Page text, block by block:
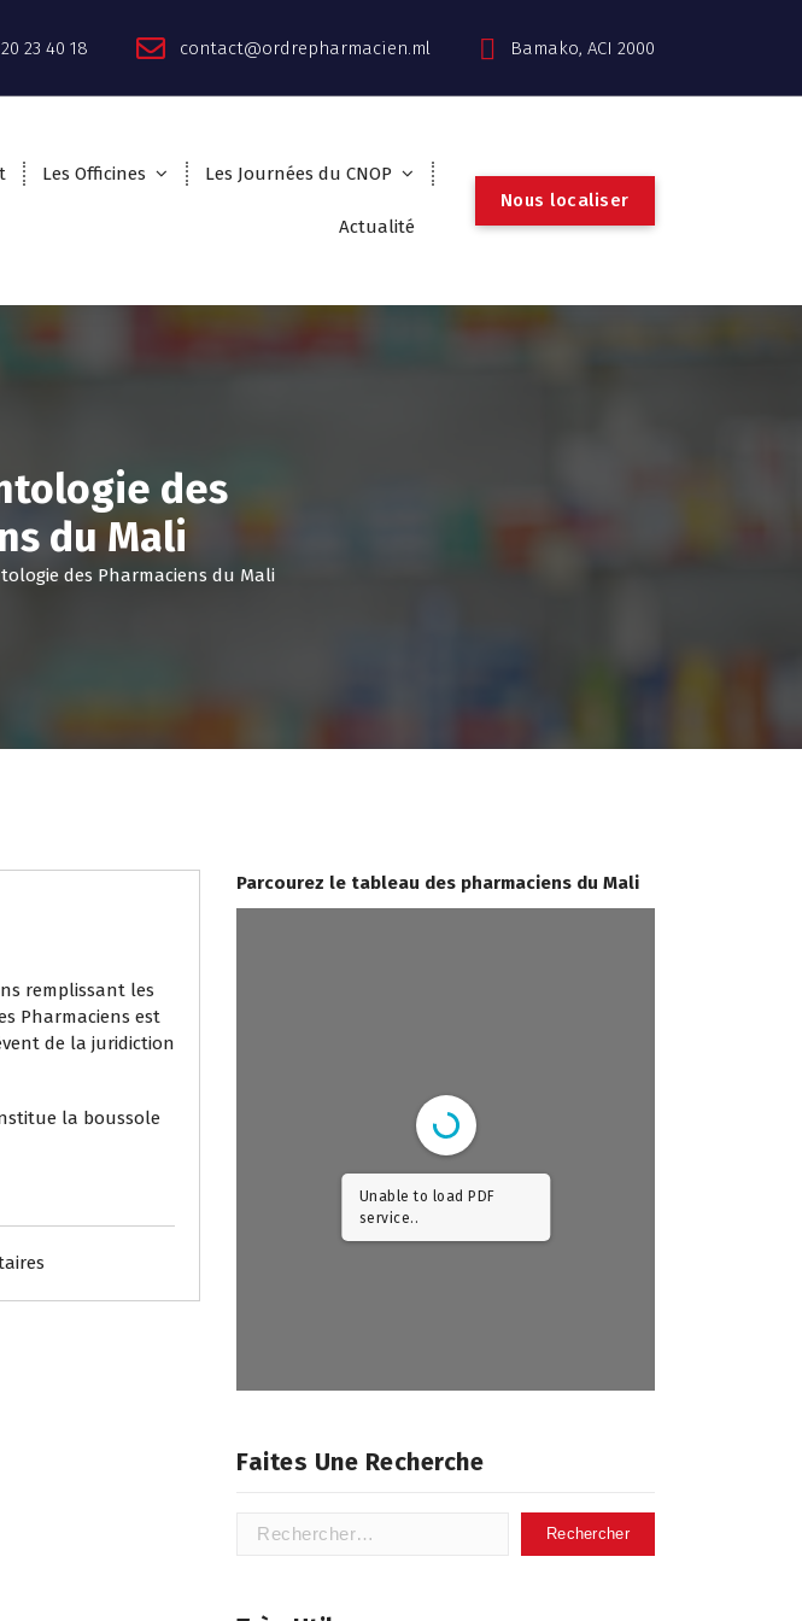
23 40 18 contact@ordrepharmacien.ml Bamako, ACI 2000
Les Officines Les Journées du CNOP
Actualité
Nous localiser
des
du Mali
des Pharmaciens du Mali
remplissant les
Pharmaciens est
de la juridiction
la boussole
Parcourez le tableau des pharmaciens du Mali
Unable to load PDF
service..
Faites Une Recherche